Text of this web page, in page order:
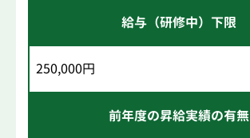
給与（研修中）下限
250,000円
前年度の昇給実績の有無